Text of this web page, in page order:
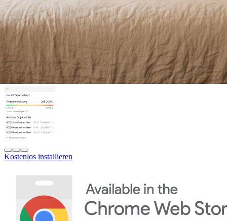
Kostenlos installieren